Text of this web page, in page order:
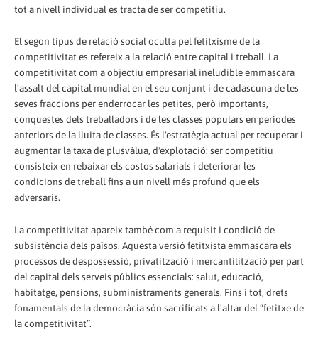
tot a nivell individual es tracta de ser competitiu.
El segon tipus de relació social oculta pel fetitxisme de la
competitivitat es refereix a la relació entre capital i treball. La
competitivitat com a objectiu empresarial ineludible emmascara
l'assalt del capital mundial en el seu conjunt i de cadascuna de les
seves fraccions per enderrocar les petites, però importants,
conquestes dels treballadors i de les classes populars en períodes
anteriors de la lluita de classes. És l'estratègia actual per recuperar i
augmentar la taxa de plusvàlua, d'explotació: ser competitiu
consisteix en rebaixar els costos salarials i deteriorar les
condicions de treball fins a un nivell més profund que els
adversaris.
La competitivitat apareix també com a requisit i condició de
subsistència dels països. Aquesta versió fetitxista emmascara els
processos de despossessió, privatització i mercantilització per part
del capital dels serveis públics essencials: salut, educació,
habitatge, pensions, subministraments generals. Fins i tot, drets
fonamentals de la democràcia són sacrificats a l'altar del “fetitxe de
la competitivitat”.